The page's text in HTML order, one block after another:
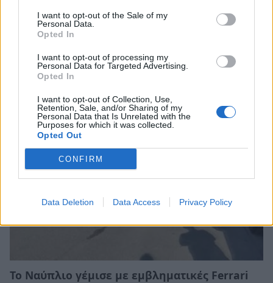
I want to opt-out of the Sale of my
Personal Data.
Opted In
I want to opt-out of processing my
Personal Data for Targeted Advertising.
Opted In
I want to opt-out of Collection, Use,
Retention, Sale, and/or Sharing of my
Personal Data that Is Unrelated with the
Purposes for which it was collected.
Opted Out
CONFIRM
Data Deletion Data Access Privacy Policy
Υβριδικά αυτοκίνητα και αξιοπιστία: Τι
συμβαίνει με τις μπαταρίες;
Το Ναύπλιο γέμισε με εμβληματικές Ferrari